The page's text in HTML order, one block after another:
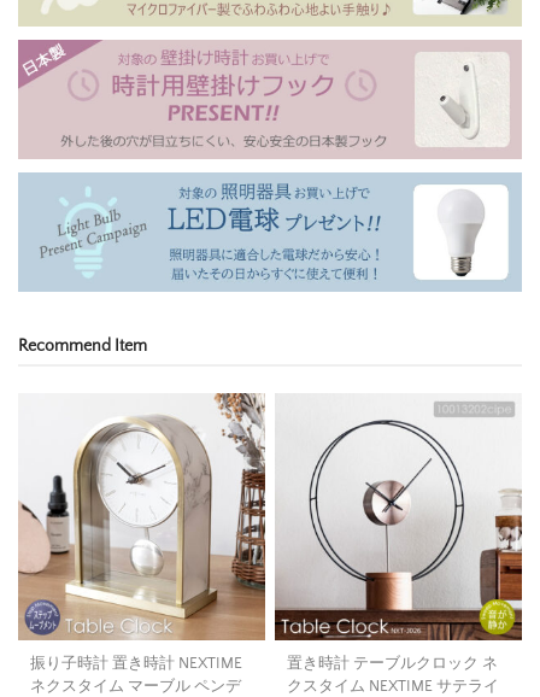
Recommend Item
振り子時計 置き時計 NEXTIME
ネクスタイム マーブル ペンデ
置き時計 テーブルクロック ネ
クスタイム NEXTIME サテライ